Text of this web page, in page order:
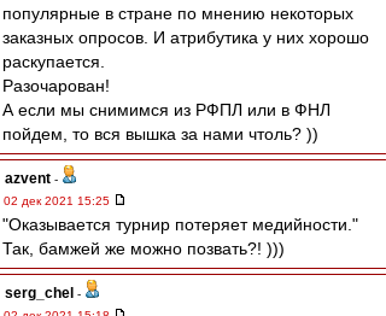
популярные в стране по мнению некоторых
заказных опросов. И атрибутика у них хорошо
раскупается.
Разочарован!
А если мы снимимся из РФПЛ или в ФНЛ
пойдем, то вся вышка за нами чтоль? ))
azvent -
02 дек 2021 15:25
"Оказывается турнир потеряет медийности."
Так, бамжей же можно позвать?! )))
serg_chel -